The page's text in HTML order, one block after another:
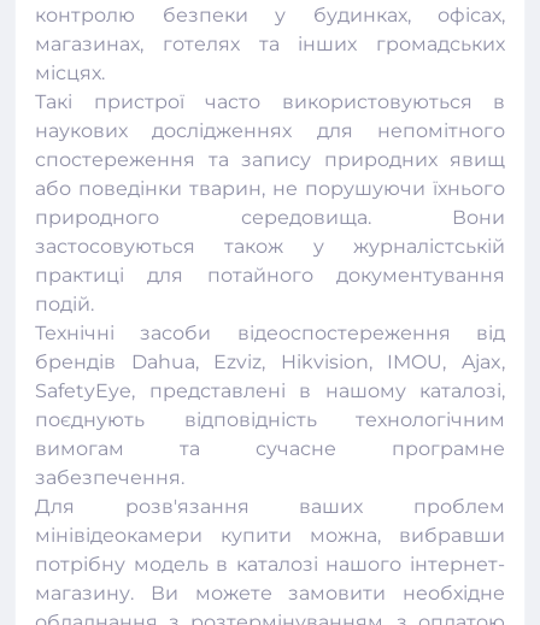
контролю безпеки у будинках, офісах,
магазинах, готелях та інших громадських
місцях.
Такі пристрої часто використовуються в
наукових дослідженнях для непомітного
спостереження та запису природних явищ
або поведінки тварин, не порушуючи їхнього
природного середовища. Вони
застосовуються також у журналістській
практиці для потайного документування
подій.
Технічні засоби відеоспостереження від
брендів Dahua, Ezviz, Hikvision, IMOU, Ajax,
SafetyEye, представлені в нашому каталозі,
поєднують відповідність технологічним
вимогам та сучасне програмне
забезпечення.
Для розв'язання ваших проблем
мінівідеокамери купити можна, вибравши
потрібну модель в каталозі нашого інтернет-
магазину. Ви можете замовити необхідне